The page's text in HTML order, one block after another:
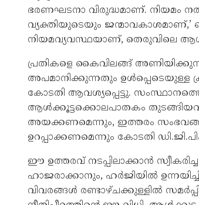
ഭരണഘടനാ വിരുദ്ധമാണ്. നിയമം
വ്യക്തിയുടെയും ജന്മാവകാശമാണ്,’
നിയമവ്യവസ്ഥയാണ്, തെരുവിലെ
പ്രതികളെ കൈവിലങ്ങ്
അപമാനിക്കുന്നതും
കോടതി ആവശ്യപ്പെട്ടു.
ആൾക്കൂട്ടക്കൊലപാതകം തുടങ്ങിയവ
അയക്കണമെന്നും, ഇത്തരം
ഉറപ്പാക്കണമെന്നും കോടതി
ഈ ഉത്തരവ് നടപ്പിലാക്കാൻ
ഹാജരാക്കാനും, ഹർജിയിൽ
വിവരങ്ങൾ രണ്ടാഴ്ചക്കുള്ളിൽ